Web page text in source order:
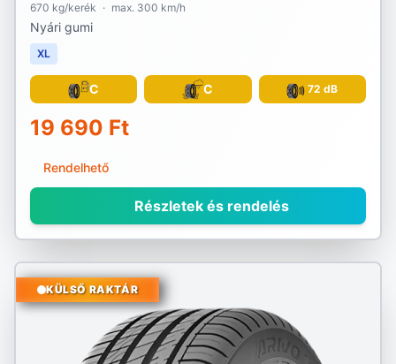
670 kg/kerék · max. 300 km/h
Nyári gumi
XL
C C 72 dB
19 690 Ft
Rendelhető
Részletek és rendelés
KÜLSŐ RAKTÁR